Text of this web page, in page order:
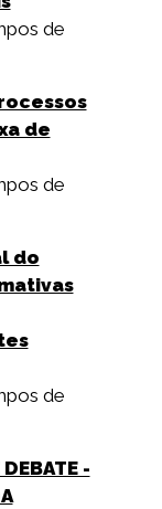
de
de
de
do
de
DEBATE -